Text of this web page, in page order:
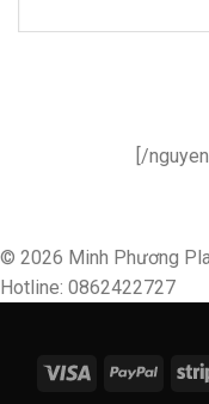
[/
© 2026 Minh Phương
Hotline: 0862422727